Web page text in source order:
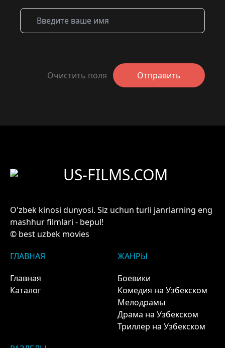
Очистить поля Отправить
US-FILMS.COM
O'zbek kinosi dunyosi. Siz uchun turli janrlarning eng
mashhur filmlari - bepul!
© best uzbek movies
ГЛАВНАЯ
Главная
Каталог
ЖАНРЫ
Боевики
Комедия на Узбекском
Мелодрамы
Драма на Узбекском
Триллер на Узбекском